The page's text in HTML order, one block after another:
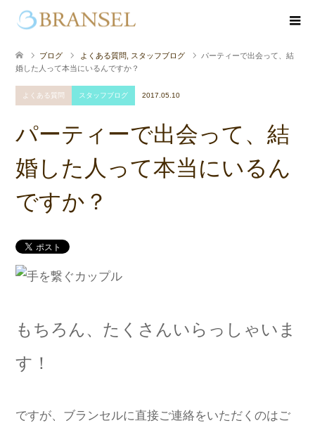
ブログ よくある質問 スタッフブログ
パーティーで出会って、結
婚した人って本当にいるんですか？
よくある質問 スタッフブログ 2017.05.10
パーティーで出会って、結
婚した人って本当にいるん
ですか？
もちろん、たくさんいらっしゃいま
す！
ですが、ブランセルに直接ご連絡をいただくのはご